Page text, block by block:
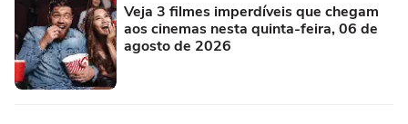
Veja 3 filmes imperdíveis que chegam
aos cinemas nesta quinta-feira, 06 de
agosto de 2026